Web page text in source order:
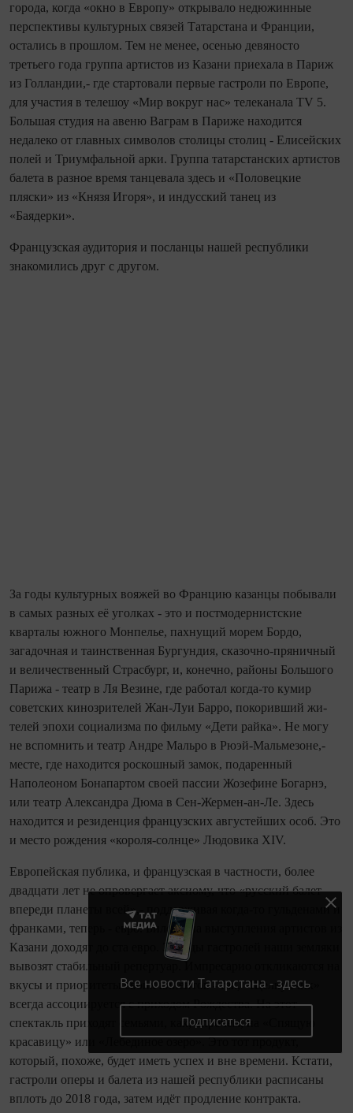
города, когда «окно в Европу» открывало недюжинные
перспективы культурных связей Татарстана и Франции,
остались в прошлом. Тем не менее, осенью девяносто
третьего года группа артистов из Казани приехала в Париж
из Голлан­дии,- где стартовали первые гастроли по Европе,
для участия в телешоу «Мир вокруг нас» телеканала TV 5.
Большая сту­дия на авеню Ваграм в Париже находится
недалеко от главных символов столицы столиц - Елисейских
полей и Триумфаль­ной арки. Группа татарстанских артистов
балета в разное время танцевала здесь и «Половецкие
пляски» из «Князя Иго­ря», и индусский танец из
«Баядерки».
Французская аудитория и посланцы нашей республики
знакомились друг с другом.
За годы культурных вояжей во Фран­цию казанцы побывали
в самых разных её уголках - это и постмодернистские
кварталы южного Монпелье, пахнущий морем Бордо,
загадочная и таинственная Бургундия, сказочно‑пряничный
и вели­чественный Страсбург, и, конечно, районы Большого
Парижа - театр в Ля Везине, где работал когда‑то кумир
советских кинозрителей Жан‑Луи Барро, покоривший жи­
телей эпохи социализма по фильму «Дети райка». Не могу
не вспомнить и театр Ан­дре Мальро в Рюэй‑Мальмезоне,-
месте, где находится роскошный замок, подарен­ный
Наполеоном Бонапартом своей пассии Жозефине Богарнэ,
или театр Александра Дюма в Сен‑Жермен‑ан‑Ле. Здесь
находит­ся и резиденция французских августейших особ. Это
и место рождения «короля‑солн­це» Людовика XIV.
Европейская публика, и французская в частности, более
двадцати лет не опро­вергает аксиому, что «русский балет
впе­реди планеты всей»,- поддерживая когда‑то гульденами и
франками, теперь - евро. Билеты на выступления артистов из
Казани доходят до ста евро. За годы гастролей наши земляки
вывозят стабиль­ный репертуар. Импресарио откликаются на
вкусы и приоритеты своих клиентов - так, «Щелкунчик»
всегда ассоциируется с приходом Рождества. На этот
спектакль приходят семьями, как, впрочем, на «Спя­щую
красавицу» или «Лебединое озеро». Это тот продукт,
который, похоже, будет иметь успех и вне времени. Кстати,
гастро­ли оперы и балета из нашей республики расписаны
вплоть до 2018 года, затем идёт продление контракта.
Все новости Татарстана - здесь
Подписаться